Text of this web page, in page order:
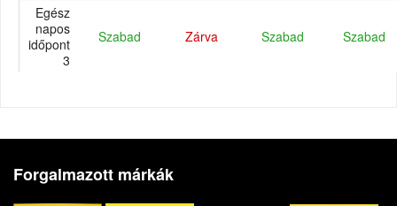
Egész
napos
időpont
3
Szabad Zárva Szabad Szabad
Forgalmazott márkák